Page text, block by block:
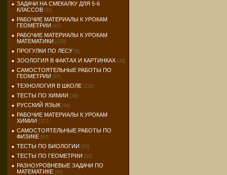
ЗАДАЧИ НА СМЕКАЛКУ ДЛЯ 5-6
КЛАССОВ [11]
РАБОЧИЕ МАТЕРИАЛЫ К УРОКАМ
ГЕОМЕТРИИ [42]
РАБОЧИЕ МАТЕРИАЛЫ К УРОКАМ
МАТЕМАТИКИ [129]
ПРОГУЛКИ ПО ЛЕСУ [6]
ЗООЛОГИЯ В ФАКТАХ И КАРТИНКАХ [32]
САМОСТОЯТЕЛЬНЫЕ РАБОТЫ ПО
ГЕОМЕТРИИ [67]
ТЕХНОЛОГИЯ В ШКОЛЕ [231]
ТЕСТЫ ПО ХИМИИ [30]
РУССКИЙ ЯЗЫК [94]
РАБОЧИЕ МАТЕРИАЛЫ К УРОКАМ
ХИМИИ [117]
САМОСТОЯТЕЛЬНЫЕ РАБОТЫ ПО
ФИЗИКЕ [97]
ТЕСТЫ ПО БИОЛОГИИ [65]
ТЕСТЫ ПО ГЕОМЕТРИИ [52]
РАЗНОУРОВНЕВЫЕ ЗАДАЧИ ПО
МАТЕМАТИКЕ [84]